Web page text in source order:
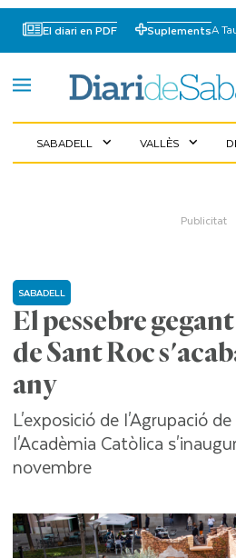
El diari en PDF SuplementsA
SABADELL expand_more VALLÈS expand_more
El pessebre
de Sant Roc
any
SABADELL
L'exposició de l'Agrupació
l'Acadèmia Catòlica
novembre